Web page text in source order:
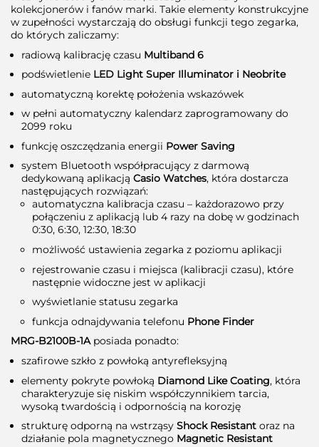
kolekcjonerów i fanów marki. Takie elementy konstrukcyjne
w zupełności wystarczają do obsługi funkcji tego zegarka,
do których zaliczamy:
radiową kalibrację czasu Multiband 6
podświetlenie LED Light Super Illuminator i Neobrite
automatyczną korektę położenia wskazówek
w pełni automatyczny kalendarz zaprogramowany do
2099 roku
funkcję oszczędzania energii Power Saving
system Bluetooth współpracujący z darmową
dedykowaną aplikacją Casio Watches, która dostarcza
następujących rozwiązań:
automatyczna kalibracja czasu – każdorazowo przy
połączeniu z aplikacją lub 4 razy na dobę w godzinach
0:30, 6:30, 12:30, 18:30
możliwość ustawienia zegarka z poziomu aplikacji
rejestrowanie czasu i miejsca (kalibracji czasu), które
następnie widoczne jest w aplikacji
wyświetlanie statusu zegarka
funkcja odnajdywania telefonu Phone Finder
MRG-B2100B-1Aposiada ponadto:
szafirowe szkło z powłoką antyrefleksyjną
elementy pokryte powłoką Diamond Like Coating, która
charakteryzuje się niskim współczynnikiem tarcia,
wysoką twardością i odpornością na korozję
strukturę odporną na wstrząsy Shock Resistant oraz na
działanie pola magnetycznego Magnetic Resistant